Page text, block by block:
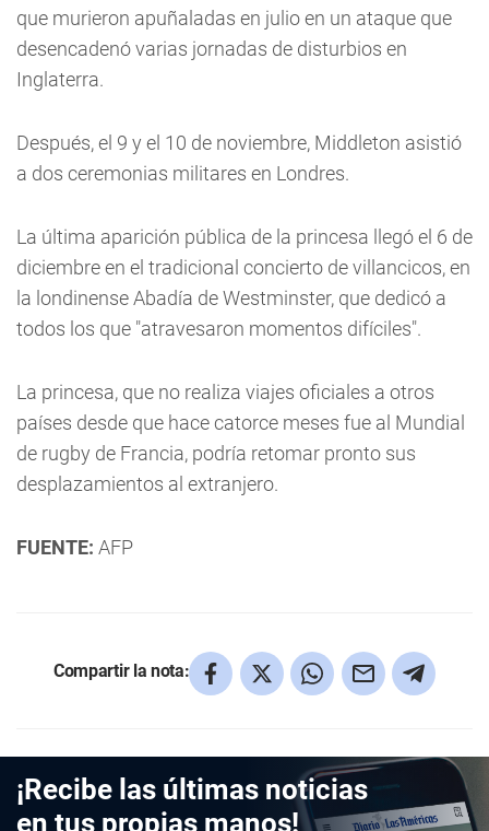
que murieron apuñaladas en julio en un ataque que
desencadenó varias jornadas de disturbios en
Inglaterra.
Después, el 9 y el 10 de noviembre, Middleton asistió
a dos ceremonias militares en Londres.
La última aparición pública de la princesa llegó el 6 de
diciembre en el tradicional concierto de villancicos, en
la londinense Abadía de Westminster, que dedicó a
todos los que "atravesaron momentos difíciles".
La princesa, que no realiza viajes oficiales a otros
países desde que hace catorce meses fue al Mundial
de rugby de Francia, podría retomar pronto sus
desplazamientos al extranjero.
FUENTE: AFP
Compartir la nota:
¡Recibe las últimas noticias
en tus propias manos!